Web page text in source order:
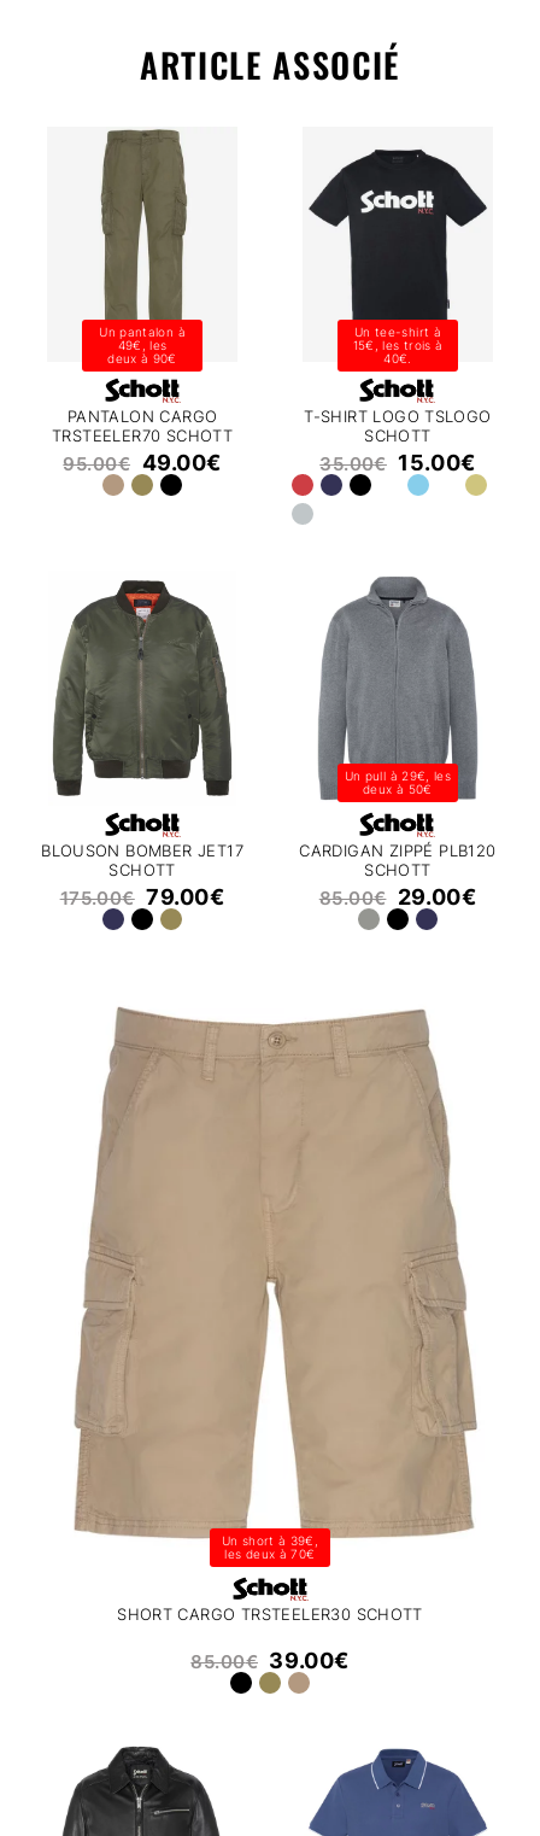
ARTICLE ASSOCIÉ
Un pantalon à
49€, les
deux à 90€
PANTALON CARGO
TRSTEELER70 SCHOTT
95.00€ 49.00€
Un tee-shirt à
15€, les trois à
40€.
T-SHIRT LOGO TSLOGO
SCHOTT
35.00€ 15.00€
BLOUSON BOMBER JET17
SCHOTT
175.00€ 79.00€
Un pull à 29€, les
deux à 50€
CARDIGAN ZIPPÉ PLB120
SCHOTT
85.00€ 29.00€
Un short à 39€,
les deux à 70€
SHORT CARGO TRSTEELER30 SCHOTT
85.00€ 39.00€